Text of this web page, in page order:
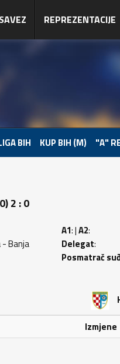
SAVEZ REPREZENTACIJE
BIH KUP BIH (M) "A"
2 : 0
- Banja
A1: |A2:
Delegat:
Posmatrač
Izmjene